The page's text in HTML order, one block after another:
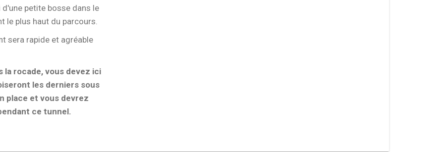
petite bosse dans le
le plus haut du parcours.
sera rapide et agréable
rocade, vous devez ici
les derniers sous
place et vous devrez
ce tunnel.